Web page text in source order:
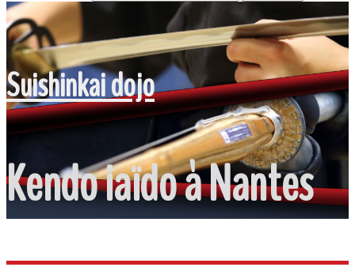
Suishinkai dojo
Kendo iaïdo à Nantes